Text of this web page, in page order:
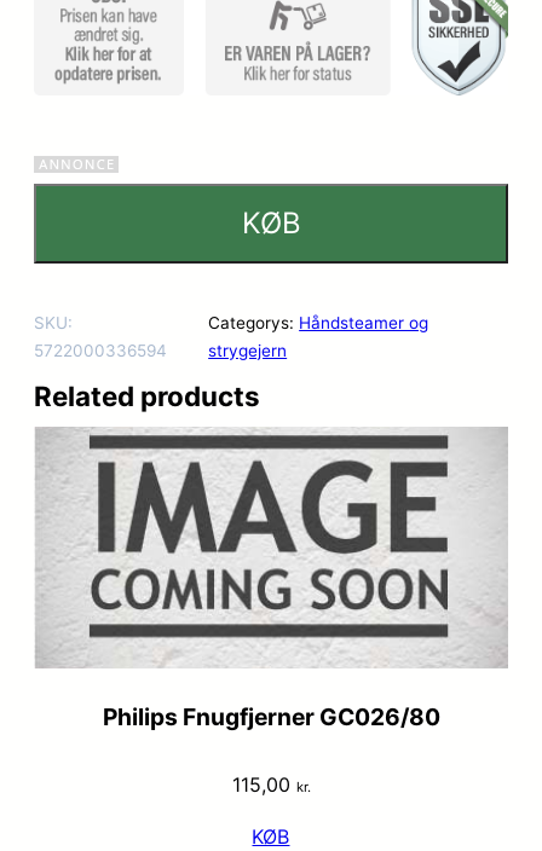
KØB
SKU:
5722000336594
Categorys: Håndsteamer og
strygejern
Related products
Philips Fnugfjerner GC026/80
115,00 kr.
KØB